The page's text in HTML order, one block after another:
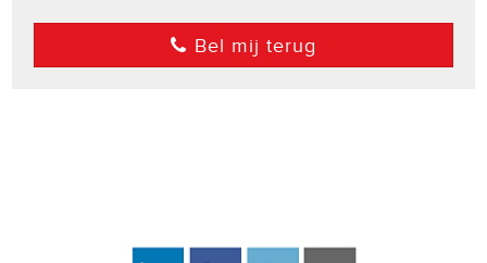
Bel mij terug